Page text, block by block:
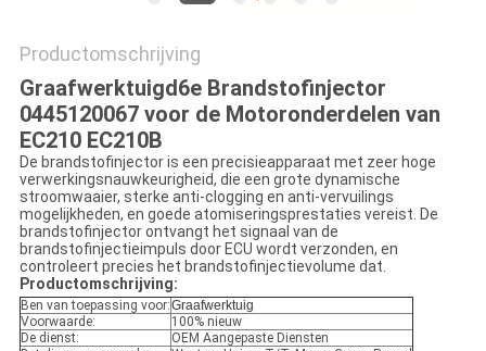
Productomschrijving
Graafwerktuigd6e Brandstofinjector
0445120067 voor de Motoronderdelen van
EC210 EC210B
De brandstofinjector is een precisieapparaat met zeer hoge
verwerkingsnauwkeurigheid, die een grote dynamische
stroomwaaier, sterke anti-clogging en anti-vervuilings
mogelijkheden, en goede atomiseringsprestaties vereist. De
brandstofinjector ontvangt het signaal van de
brandstofinjectieimpuls door ECU wordt verzonden, en
controleert precies het brandstofinjectievolume dat.
Productomschrijving:
Ben van toepassing voor:Graafwerktuig
Voorwaarde:
100% nieuw
De dienst:
OEM Aangepaste Diensten